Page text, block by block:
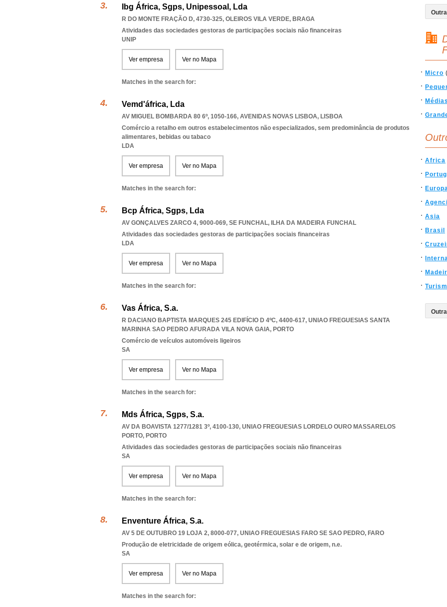
Ibg África, Sgps, Unipessoal, Lda
R DO MONTE FRAÇÃO D, 4730-325, OLEIROS VILA VERDE, BRAGA
Atividades das sociedades gestoras de participações sociais não financeiras
UNIP
Ver empresa Ver no Mapa
Matches in the search for:
Vemd'áfrica, Lda
AV MIGUEL BOMBARDA 80 6º, 1050-166, AVENIDAS NOVAS LISBOA, LISBOA
Comércio a retalho em outros estabelecimentos não especializados, sem predominância de produtos
alimentares, bebidas ou tabaco
LDA
Ver empresa Ver no Mapa
Matches in the search for:
Bcp África, Sgps, Lda
AV GONÇALVES ZARCO 4, 9000-069, SE FUNCHAL, ILHA DA MADEIRA FUNCHAL
Atividades das sociedades gestoras de participações sociais financeiras
LDA
Ver empresa Ver no Mapa
Matches in the search for:
Vas África, S.a.
R DACIANO BAPTISTA MARQUES 245 EDIFÍCIO D 4ºC, 4400-617, UNIAO FREGUESIAS SANTA
MARINHA SAO PEDRO AFURADA VILA NOVA GAIA, PORTO
Comércio de veículos automóveis ligeiros
SA
Ver empresa Ver no Mapa
Matches in the search for:
Mds África, Sgps, S.a.
AV DA BOAVISTA 1277/1281 3º, 4100-130, UNIAO FREGUESIAS LORDELO OURO MASSARELOS
PORTO, PORTO
Atividades das sociedades gestoras de participações sociais não financeiras
SA
Ver empresa Ver no Mapa
Matches in the search for:
Enventure África, S.a.
AV 5 DE OUTUBRO 19 LOJA 2, 8000-077, UNIAO FREGUESIAS FARO SE SAO PEDRO, FARO
Produção de eletricidade de origem eólica, geotérmica, solar e de origem, n.e.
SA
Ver empresa Ver no Mapa
Matches in the search for:
Micro
Médias
Africa
Asia
Brasil